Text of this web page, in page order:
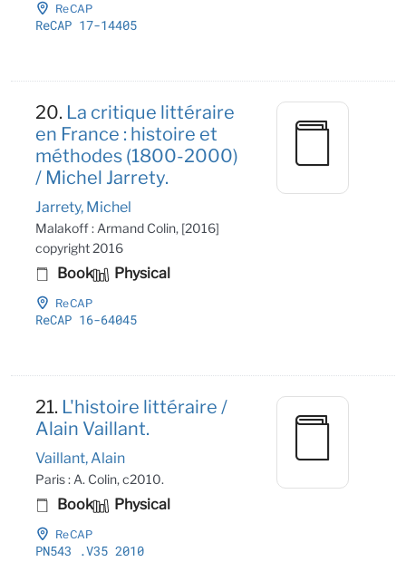
ReCAP
ReCAP 17-14405
20. La critique littéraire
en France : histoire et
méthodes (1800-2000)
/ Michel Jarrety.
Jarrety, Michel
Malakoff : Armand Colin, [2016]
copyright 2016
Book Physical
ReCAP
ReCAP 16-64045
21. L'histoire littéraire /
Alain Vaillant.
Vaillant, Alain
Paris : A. Colin, c2010.
Book Physical
ReCAP
PN543 .V35 2010